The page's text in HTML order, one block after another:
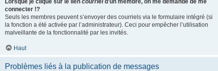
Lorsque je clique sur le lien courrield’un membre, on me demande de me
connecter !?
Seuls les membres peuvent s’envoyer des courriels via le formulaire intégré (si
la fonction a été activée par l’administrateur). Ceci pour empêcher l’utilisation
malveillante de la fonctionnalité par les invités.
Haut
Problèmes liés à la publication de messages